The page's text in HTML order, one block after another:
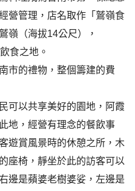
營管理，店名取作「鷲嶺食
嶺（海拔14公尺），
食之地。
市的禮物，整個籌建的費
可以共享美好的園地，阿霞
地，經營有理念的餐飲事
遊賞風景時的休憩之所，木
座椅，靜坐於此的訪客可以
邊是蘋婆老樹婆娑，左邊是